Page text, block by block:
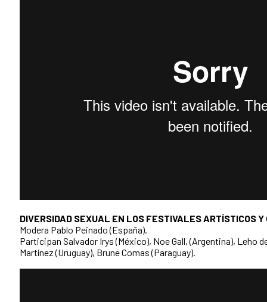
DIVERSIDAD SEXUAL EN LOS FESTIVALES ARTÍSTICOS
Modera Pablo Peinado (España).
Participan Salvador Irys (México), Noe Gall, (Argentina), Leho
Martínez (Uruguay), Brune Comas (Paraguay).